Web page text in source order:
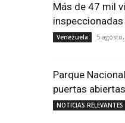
Más de 47 mil
Venezuela 5
Parque
puertas abiertas
NOTICIAS RELEVANTES